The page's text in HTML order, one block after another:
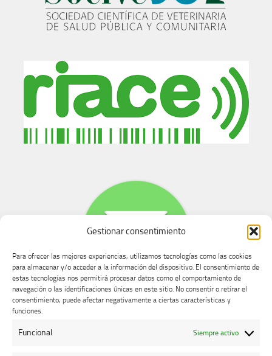
Gestionar consentimiento
Para ofrecer las mejores experiencias, utilizamos tecnologías como las cookies
para almacenar y/o acceder a la información del dispositivo. El consentimiento de
estas tecnologías nos permitirá procesar datos como el comportamiento de
navegación o las identificaciones únicas en este sitio. No consentir o retirar el
consentimiento, puede afectar negativamente a ciertas características y
funciones.
Funcional Siempre activo
Buzón de dudas, quejas y sugerencias